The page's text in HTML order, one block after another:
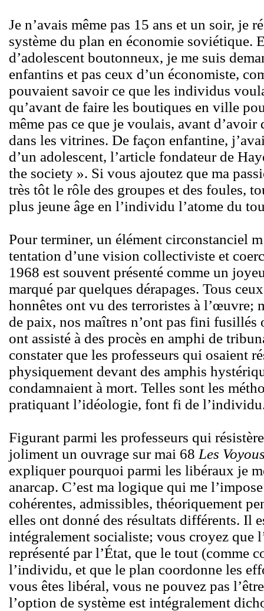
Je n’avais même pas 15 ans et un soir, je
système du plan en économie soviétique.
d’adolescent boutonneux, je me suis
enfantins et pas ceux d’un économiste,
pouvaient savoir ce que les individus
qu’avant de faire les boutiques en ville
même pas ce que je voulais, avant
dans les vitrines. De façon enfantine,
d’un adolescent, l’article fondateur de
the society ». Si vous ajoutez que ma
très tôt le rôle des groupes et des foules,
plus jeune âge en l’individu l’atome du
Pour terminer, un élément circonstanciel
tentation d’une vision collectiviste et
1968 est souvent présenté comme un
marqué par quelques dérapages. Tous
honnêtes ont vu des terroristes à l’œuvre;
de paix, nos maîtres n’ont pas fini
ont assisté à des procès en amphi de
constater que les professeurs qui osaient
physiquement devant des amphis
condamnaient à mort. Telles sont les
pratiquant l’idéologie, font fi de
Figurant parmi les professeurs qui
joliment un ouvrage sur mai 68 Les
expliquer pourquoi parmi les libéraux je
anarcap. C’est ma logique qui me
cohérentes, admissibles, théoriquement
elles ont donné des résultats différents. Il
intégralement socialiste; vous croyez que
représenté par l’État, que le tout (comme
l’individu, et que le plan coordonne les
vous êtes libéral, vous ne pouvez pas
l’option de système est intégralement